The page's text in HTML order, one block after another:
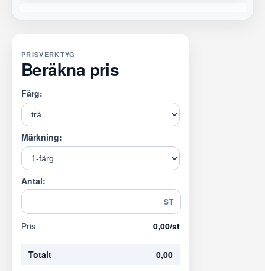
PRISVERKTYG
Beräkna pris
Färg:
Märkning:
Antal:
ST
Pris 0,00/st
Totalt 0,00